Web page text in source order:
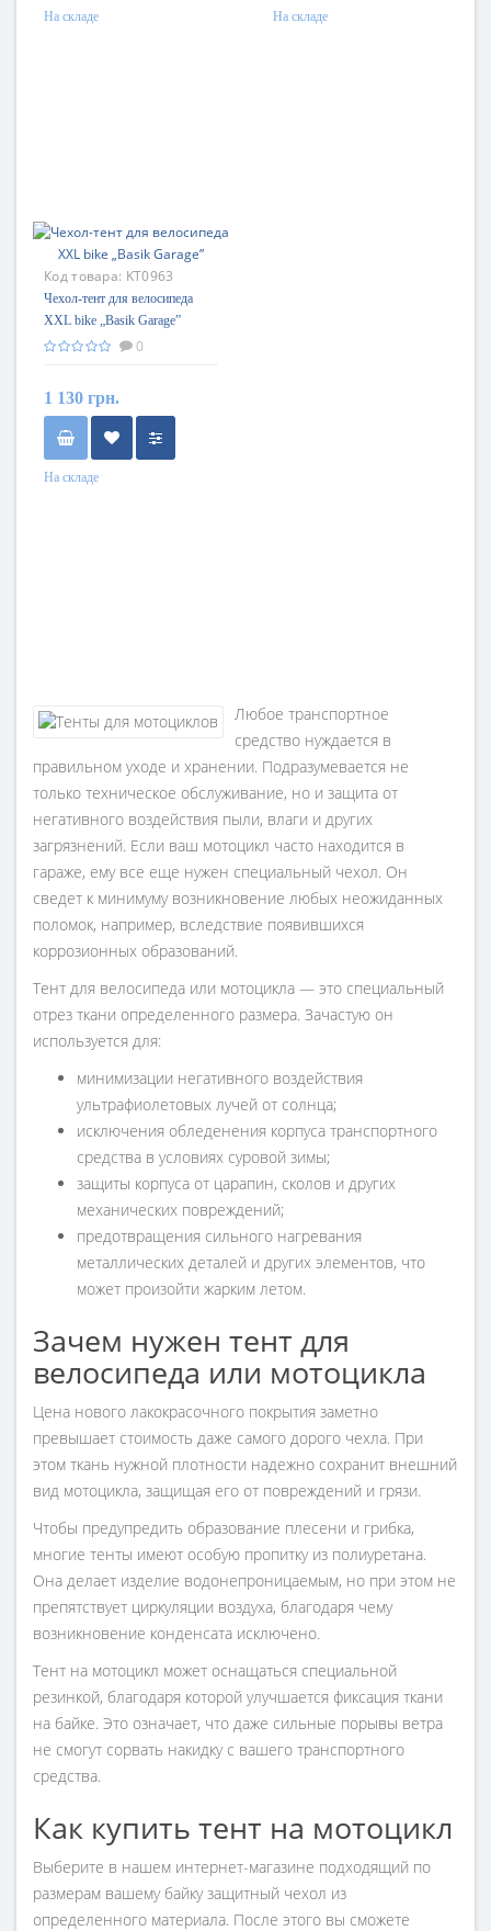
На складе На складе
Код товара: KT0963
Чехол-тент для велосипеда
XXL bike „Basik Garage”
0
1 130 грн.
На складе
Любое транспортное
средство нуждается в
правильном уходе и хранении. Подразумевается не
только техническое обслуживание, но и защита от
негативного воздействия пыли, влаги и других
загрязнений. Если ваш мотоцикл часто находится в
гараже, ему все еще нужен специальный чехол. Он
сведет к минимуму возникновение любых неожиданных
поломок, например, вследствие появившихся
коррозионных образований.
Тент для велосипеда или мотоцикла — это специальный
отрез ткани определенного размера. Зачастую он
используется для:
минимизации негативного воздействия
ультрафиолетовых лучей от солнца;
исключения обледенения корпуса транспортного
средства в условиях суровой зимы;
защиты корпуса от царапин, сколов и других
механических повреждений;
предотвращения сильного нагревания
металлических деталей и других элементов, что
может произойти жарким летом.
Зачем нужен тент для
велосипеда или мотоцикла
Цена нового лакокрасочного покрытия заметно
превышает стоимость даже самого дорого чехла. При
этом ткань нужной плотности надежно сохранит внешний
вид мотоцикла, защищая его от повреждений и грязи.
Чтобы предупредить образование плесени и грибка,
многие тенты имеют особую пропитку из полиуретана.
Она делает изделие водонепроницаемым, но при этом не
препятствует циркуляции воздуха, благодаря чему
возникновение конденсата исключено.
Тент на мотоцикл может оснащаться специальной
резинкой, благодаря которой улучшается фиксация ткани
на байке. Это означает, что даже сильные порывы ветра
не смогут сорвать накидку с вашего транспортного
средства.
Как купить тент на мотоцикл
Выберите в нашем интернет-магазине подходящий по
размерам вашему байку защитный чехол из
определенного материала. После этого вы сможете